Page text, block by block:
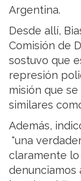
Argentina.
Desde allí,
Comisión de
sostuvo que
represión
misión que
similares
Además,
"una
claramente
denunciamos